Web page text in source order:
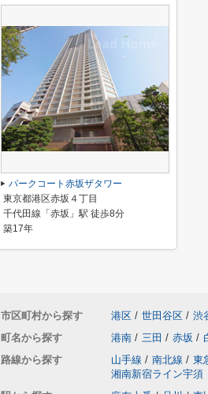
パークコート赤坂ザタワー
東京都港区赤坂４丁目
千代田線「赤坂」駅 徒歩8分
築17年
市区町村から探す 港区 / 世田谷区 / 渋
町名から探す
港南 / 三田 / 赤坂 /
路線から探す
山手線 / 南北線 / 東
湘南新宿ライン宇須